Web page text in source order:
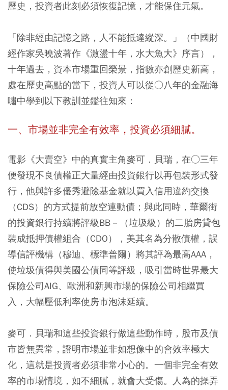
歷史，投資者此刻必須恢復記憶，才能保住元氣。
「除非經由記憶之路，人不能抵達縱深。」（中國財
經作家吳曉波著作《激盪十年，水大魚大》序言），
十年過去，資本市場重回榮景，指數亦創歷史新高，
處在歷史高點的當下，投資人可以從○八年的金融海
嘯中學到以下教訓並鑑往知來：
一、市場並非完全有效率，投資必須細膩。
電影《大賣空》中的真實主角麥可．貝瑞，在○三年
便發現不良債權正大量經由投資銀行以再包裝形式發
行，他與許多優秀避險基金就以買入信用違約交換
（CDS）的方式提前放空連動債；與此同時，華爾街
的投資銀行持續將評級BB－（垃圾級）的二胎房貸包
裝成抵押債權組合（CDO），美其名為分散債權，誤
導信評機構（穆迪、標準普爾）將其評為最高AAA，
使垃圾債得與美國公債同等評級，吸引當時世界最大
保險公司AIG、歐洲和新興市場的保險公司相繼買
入，大幅壓低利率使房市泡沫延續。
麥可．貝瑞和這些投資銀行做這些動作時，股市及債
市皆無異常，證明市場並非如想像中的會效率極大
化，這就是投資者必須非常小心的。一個非完全有效
率的市場情境，如不細膩，就會大受傷。人為的操弄